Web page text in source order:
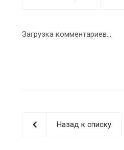
Загрузка комментариев...
Назад к списку